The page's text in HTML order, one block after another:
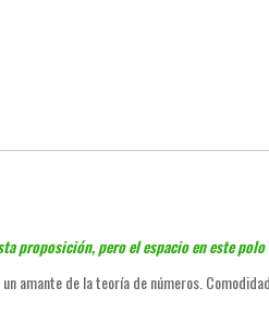
proposición, pero el espacio en este
amante de la teoría de números.